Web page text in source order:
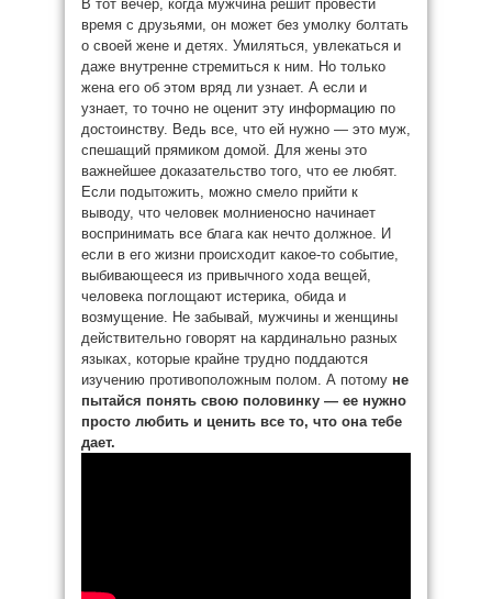
В тот вечер, когда мужчина решит провести
время с друзьями, он может без умолку болтать
о своей жене и детях. Умиляться, увлекаться и
даже внутренне стремиться к ним. Но только
жена его об этом вряд ли узнает. А если и
узнает, то точно не оценит эту информацию по
достоинству. Ведь все, что ей нужно — это муж,
спешащий прямиком домой. Для жены это
важнейшее доказательство того, что ее любят.
Если подытожить, можно смело прийти к
выводу, что человек молниеносно начинает
воспринимать все блага как нечто должное. И
если в его жизни происходит какое-то событие,
выбивающееся из привычного хода вещей,
человека поглощают истерика, обида и
возмущение. Не забывай, мужчины и женщины
действительно говорят на кардинально разных
языках, которые крайне трудно поддаются
изучению противоположным полом. А потому не
пытайся понять свою половинку — ее нужно
просто любить и ценить все то, что она тебе
дает.